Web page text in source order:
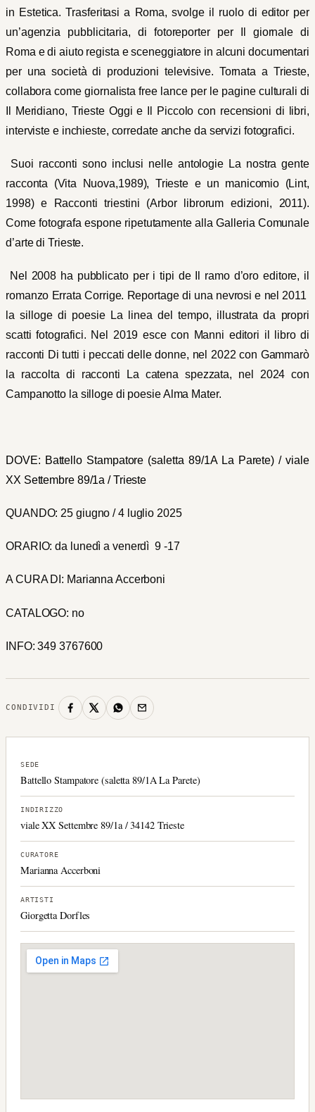
in Estetica. Trasferitasi a Roma, svolge il ruolo di editor per
un’agenzia pubblicitaria, di fotoreporter per Il giornale di
Roma e di aiuto regista e sceneggiatore in alcuni documentari
per una società di produzioni televisive. Tornata a Trieste,
collabora come giornalista free lance per le pagine culturali di
Il Meridiano, Trieste Oggi e Il Piccolo con recensioni di libri,
interviste e inchieste, corredate anche da servizi fotografici.
Suoi racconti sono inclusi nelle antologie La nostra gente
racconta (Vita Nuova,1989), Trieste e un manicomio (Lint,
1998) e Racconti triestini (Arbor librorum edizioni, 2011).
Come fotografa espone ripetutamente alla Galleria Comunale
d’arte di Trieste.
Nel 2008 ha pubblicato per i tipi de Il ramo d’oro editore, il
romanzo Errata Corrige. Reportage di una nevrosi e nel 2011
la silloge di poesie La linea del tempo, illustrata da propri
scatti fotografici. Nel 2019 esce con Manni editori il libro di
racconti Di tutti i peccati delle donne, nel 2022 con Gammarò
la raccolta di racconti La catena spezzata, nel 2024 con
Campanotto la silloge di poesie Alma Mater.
DOVE: Battello Stampatore (saletta 89/1A La Parete) / viale
XX Settembre 89/1a / Trieste
QUANDO: 25 giugno / 4 luglio 2025
ORARIO: da lunedì a venerdì 9 -17
A CURA DI: Marianna Accerboni
CATALOGO: no
INFO: 349 3767600
CONDIVIDI
SEDE
Battello Stampatore (saletta 89/1A La Parete)
INDIRIZZO
viale XX Settembre 89/1a / 34142 Trieste
CURATORE
Marianna Accerboni
ARTISTI
Giorgetta Dorfles